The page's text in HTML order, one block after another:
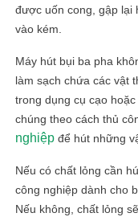
được uốn cong, gập lại
vào kém.
Máy hút bụi ba pha
làm sạch chứa các vật
trong dụng cụ cạo
chúng theo cách thủ
nghiệp để hút những
Nếu có chất lỏng cần
công nghiệp dành cho
Nếu không, chất lỏng